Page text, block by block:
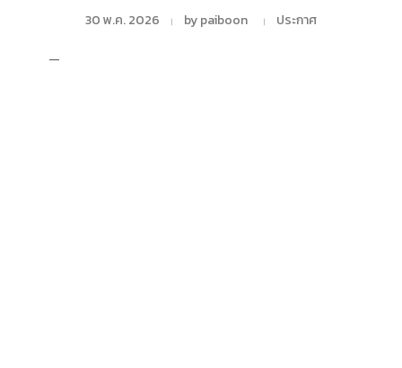
30 พ.ค. 2026 bypaiboon ประกาศ
—